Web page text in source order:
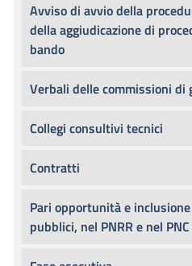
Avviso di avvio della
della aggiudicazione di
bando
Verbali delle commissioni di
Collegi consultivi tecnici
Contratti
Pari opportunità e
pubblici, nel PNRR e nel PNC